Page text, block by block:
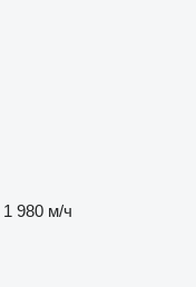
1 980 м/ч